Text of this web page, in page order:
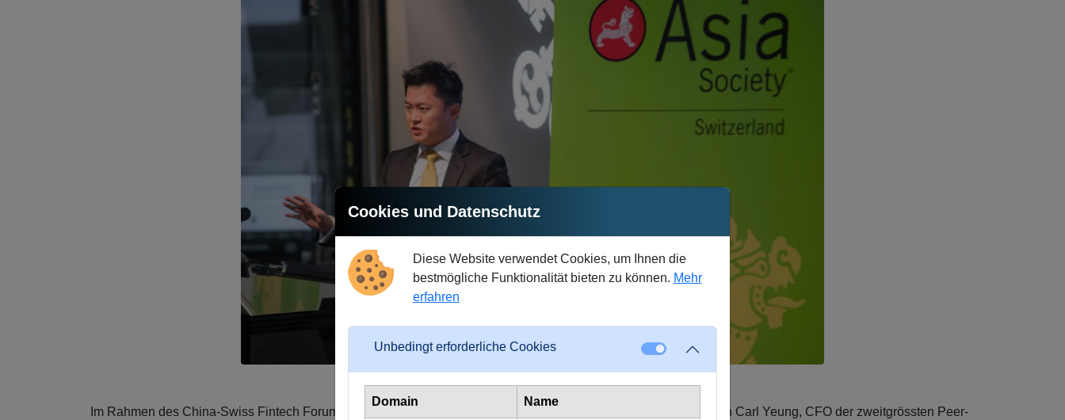
Im Rahmen des China-Swiss Fintech Forums in Zürich hatte Crowd4Cash die Gelegenheit, den Ausführungen von Carl Yeung, CFO der zweitgrössten Peer-
Cookies und Datenschutz
Diese Website verwendet Cookies, um Ihnen die
bestmögliche Funktionalität bieten zu können. Mehr
erfahren
Unbedingt erforderliche Cookies
Domain Name